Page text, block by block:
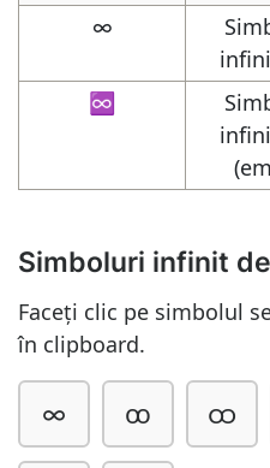
∞
♾️
Simboluri infinit
Faceți clic pe simbolul
în clipboard.
∞ ꝏ ထ